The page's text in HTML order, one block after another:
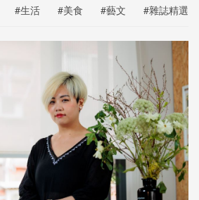
#生活 #美食 #藝文 #雜誌精選